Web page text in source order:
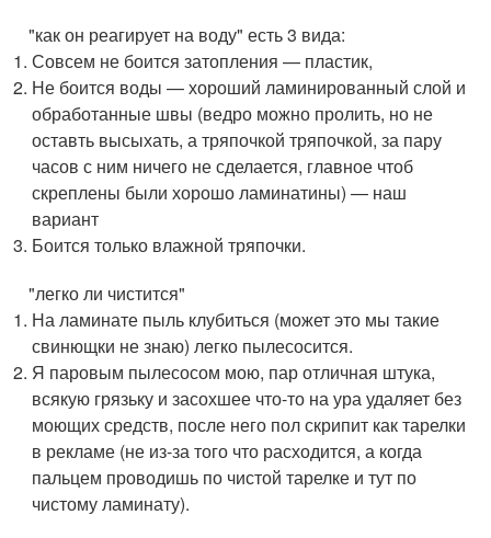
"как он реагирует на воду" есть 3 вида:
Совсем не боится затопления — пластик,
Не боится воды — хороший ламинированный слой и
обработанные швы (ведро можно пролить, но не
оставть высыхать, а тряпочкой тряпочкой, за пару
часов с ним ничего не сделается, главное чтоб
скреплены были хорошо ламинатины) — наш
вариант
Боится только влажной тряпочки.
"легко ли чистится"
На ламинате пыль клубиться (может это мы такие
свинющки не знаю) легко пылесосится.
Я паровым пылесосом мою, пар отличная штука,
всякую грязьку и засохшее что-то на ура удаляет без
моющих средств, после него пол скрипит как тарелки
в рекламе (не из-за того что расходится, а когда
пальцем проводишь по чистой тарелке и тут по
чистому ламинату).